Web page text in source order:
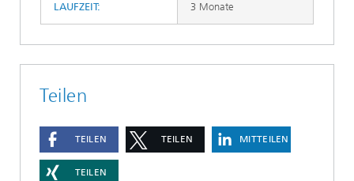
LAUFZEIT: 3 Monate
Teilen
TEILEN TEILEN MITTEILEN
TEILEN